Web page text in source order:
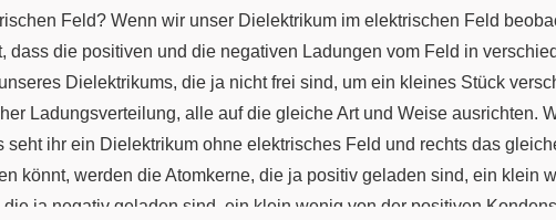
Feld? Wenn wir unser Dielektrikum im elektrischen Feld
die positiven und die negativen Ladungen vom Feld in
Dielektrikums, die ja nicht frei sind, um ein kleines Stück
Ladungsverteilung, alle auf die gleiche Art und Weise ausrichten.
ihr ein Dielektrikum ohne elektrisches Feld und rechts das
könnt, werden die Atomkerne, die ja positiv geladen sind, ein klein
ja negativ geladen sind, ein klein wenig von der positiven